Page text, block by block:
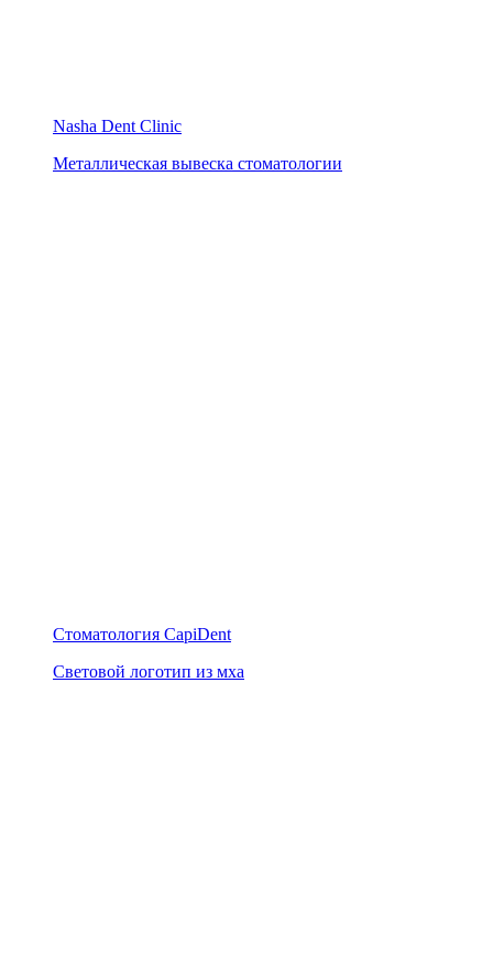
Nasha Dent Clinic
Металлическая вывеска стоматологии
Стоматология CapiDent
Световой логотип из мха